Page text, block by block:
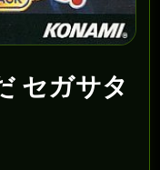
セガサタ